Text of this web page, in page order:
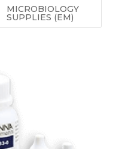
MICROBIOLOGY
SUPPLIES (EM)